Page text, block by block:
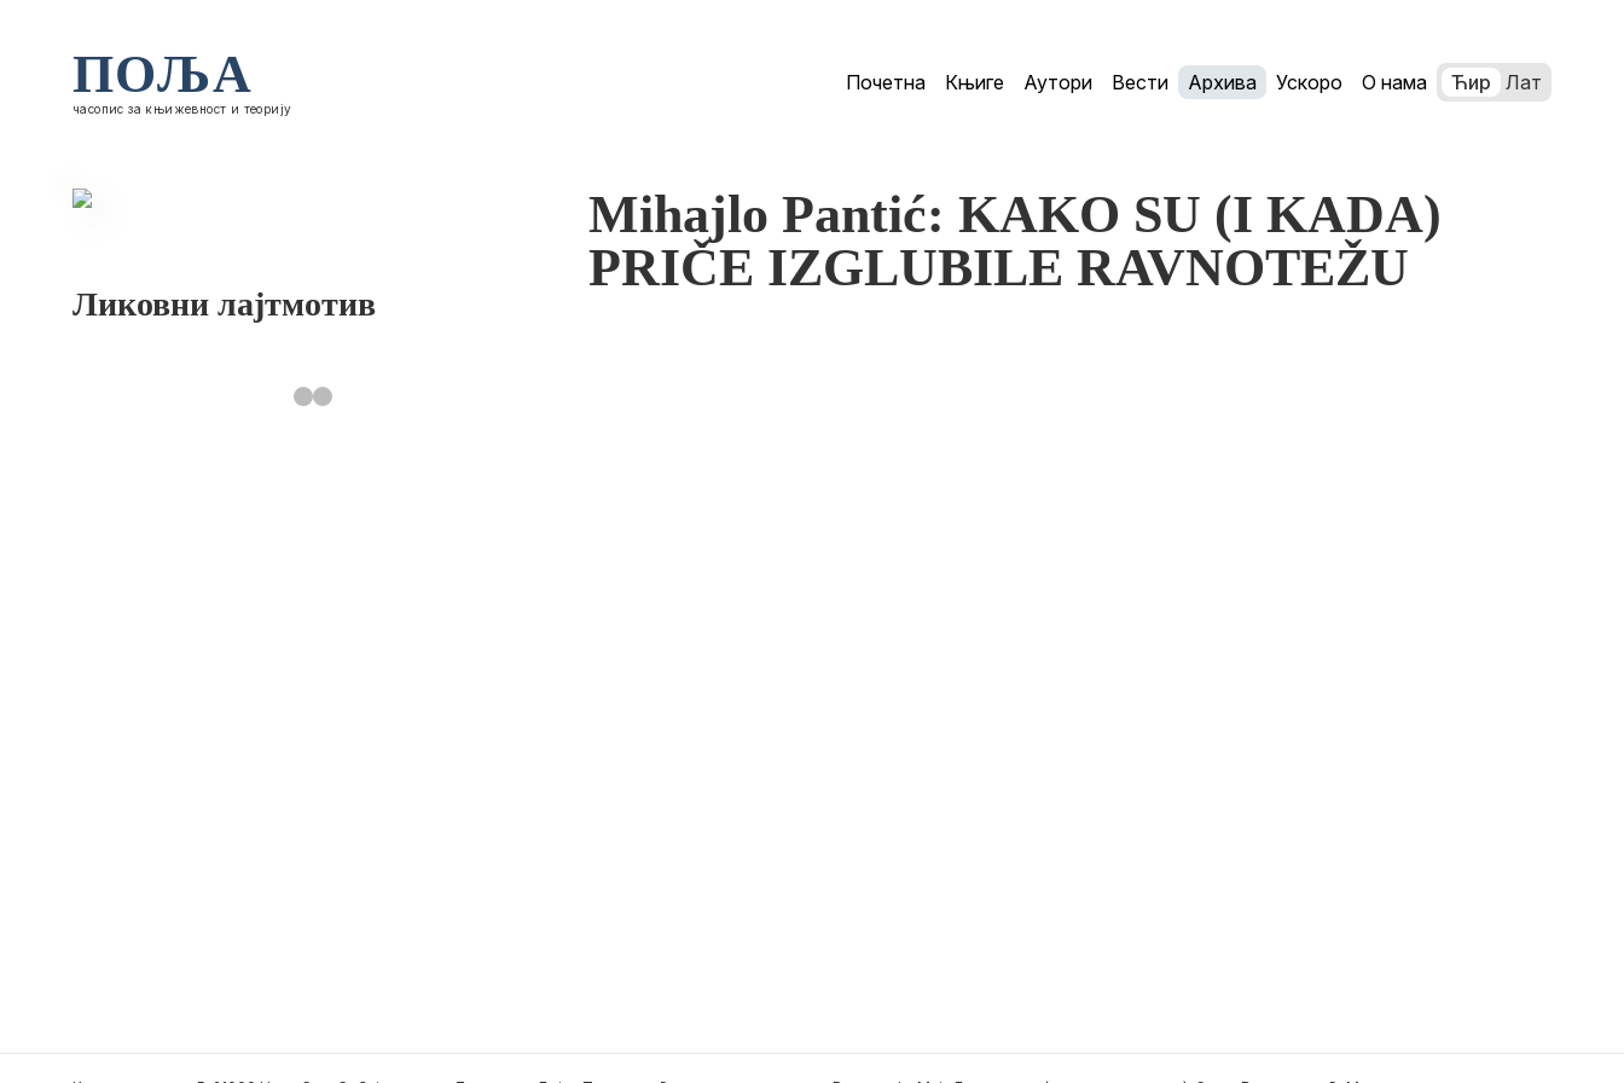
ПОЉА
часопис за књижевност и теорију
Почетна Књиге Аутори Вести Архива Ускоро О нама Ћир Лат
Ликовни лајтмотив
Mihajlo Pantić: KAKO SU (I KADA)
PRIČE IZGLUBILE RAVNOTEŽU